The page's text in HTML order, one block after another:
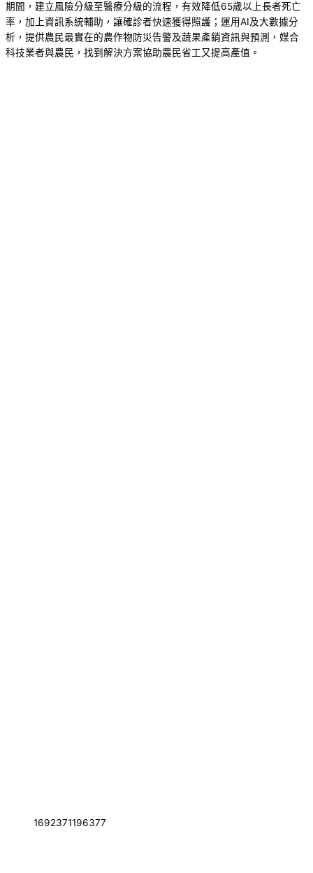
期間，建立風險分級至醫療分級的流程，有效降低65歲以上長者死亡
率，加上資訊系統輔助，讓確診者快速獲得照護；運用AI及大數據分
析，提供農民最實在的農作物防災告警及蔬果產銷資訊與預測，媒合
科技業者與農民，找到解決方案協助農民省工又提高產值。
1692371196377